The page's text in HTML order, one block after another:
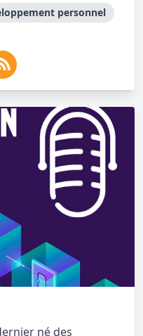
personnel
né des